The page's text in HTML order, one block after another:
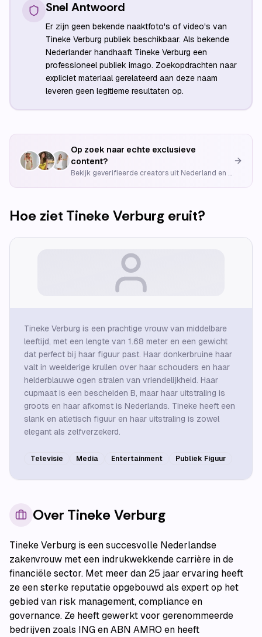
Snel Antwoord
Er zijn geen bekende naaktfoto's of video's van
Tineke Verburg publiek beschikbaar. Als bekende
Nederlander handhaaft Tineke Verburg een
professioneel publiek imago. Zoekopdrachten naar
expliciet materiaal gerelateerd aan deze naam
leveren geen legitieme resultaten op.
Op zoek naar echte exclusieve
content?
Bekijk geverifieerde creators uit Nederland en België
Hoe ziet Tineke Verburg eruit?
Tineke Verburg is een prachtige vrouw van middelbare
leeftijd, met een lengte van 1.68 meter en een gewicht
dat perfect bij haar figuur past. Haar donkerbruine haar
valt in weelderige krullen over haar schouders en haar
helderblauwe ogen stralen van vriendelijkheid. Haar
cupmaat is een bescheiden B, maar haar uitstraling is
groots en haar afkomst is Nederlands. Tineke heeft een
slank en atletisch figuur en haar uitstraling is zowel
elegant als zelfverzekerd.
Televisie Media Entertainment Publiek Figuur
Over Tineke Verburg
Tineke Verburg is een succesvolle Nederlandse
zakenvrouw met een indrukwekkende carrière in de
financiële sector. Met meer dan 25 jaar ervaring heeft
ze een sterke reputatie opgebouwd als expert op het
gebied van risk management, compliance en
governance. Ze heeft gewerkt voor gerenommeerde
bedrijven zoals ING en ABN AMRO en heeft